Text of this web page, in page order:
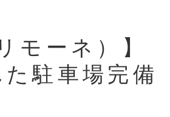
モーネ）】
駐車場完備